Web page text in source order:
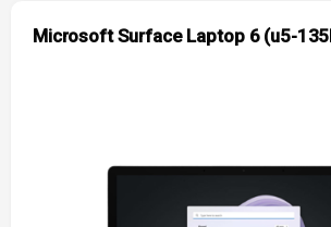
Microsoft Surface Laptop 6 (u5-